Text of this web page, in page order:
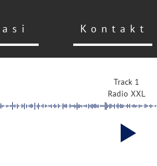
Kontakt
Track 1
Radio XXL